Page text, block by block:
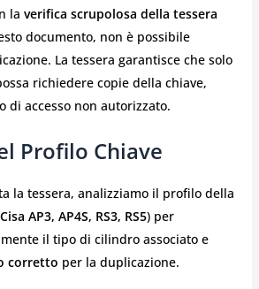
la verifica scrupolosa della tessera
documento, non è possibile
La tessera garantisce che solo
richiedere copie della chiave,
di accesso non autorizzato.
Profilo Chiave
la tessera, analizziamo il profilo della
Cisa AP3, AP4S, RS3, RS5) per
il tipo di cilindro associato e
corretto per la duplicazione.